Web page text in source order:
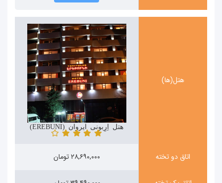
هتل(ها)
هتل اِرِبونی ایروان (EREBUNI)
اتاق دو تخته ۲۸,۶۹۰,۰۰۰ تومان